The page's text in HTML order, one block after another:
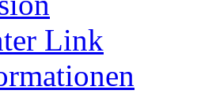
Link